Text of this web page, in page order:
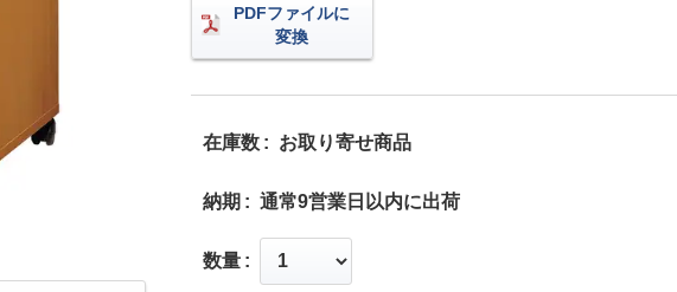
PDFファイルに
変換
在庫数 お取り寄せ商品
納期 通常9営業日以内に出荷
数量